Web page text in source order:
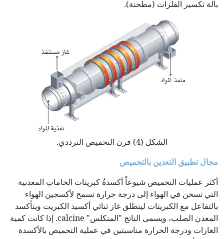
بآلة تكسير الفلزات (مطحنة).
الشكل (4) فرن التحميص الترددي.
مجال تطبيق التعدين بالتحميص
أكثر عمليات التحميص شيوعاً أكسدةُ كبريتات الخاماتِ المعدنية
التي تسخن في الهواء إلى درجة حرارة تسمح لأكسجين الهواء
بالتفاعل مع الكبريتات لينطلق غاز ثنائي أكسيد الكبريت ويتأكسد
المعدن الصلب، ويسمى الناتج "المتكلس" calcine. إذا كانت كمية
الغازات ودرجة الحرارة مناسبتين في عملية التحميص بالأكسدة